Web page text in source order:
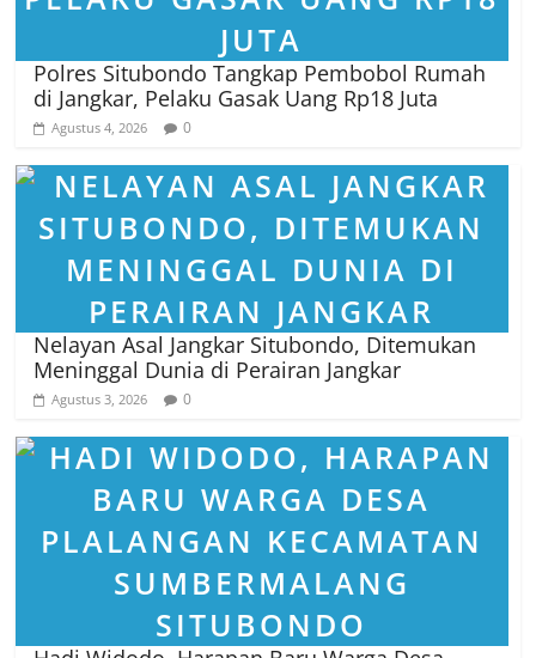
Polres Situbondo Tangkap Pembobol Rumah
di Jangkar, Pelaku Gasak Uang Rp18 Juta
Agustus 4, 2026 0
Nelayan Asal Jangkar Situbondo, Ditemukan
Meninggal Dunia di Perairan Jangkar
Agustus 3, 2026 0